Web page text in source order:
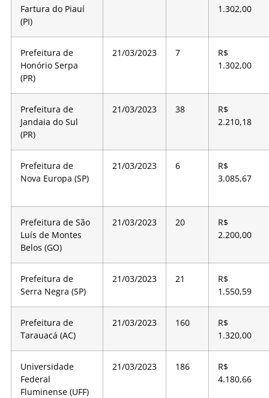
Fartura do Piauí
(PI)
1.302,00
Prefeitura de
Honório Serpa
(PR)
21/03/2023 7
R$
1.302,00
Prefeitura de
Jandaia do Sul
(PR)
21/03/2023 38
R$
2.210,18
Prefeitura de
Nova Europa (SP)
21/03/2023 6
R$
3.085,67
Prefeitura de São
Luís de Montes
Belos (GO)
21/03/2023 20
R$
2.200,00
Prefeitura de
Serra Negra (SP)
21/03/2023 21
R$
1.550,59
Prefeitura de
Tarauacá (AC)
21/03/2023 160
R$
1.320,00
Universidade
Federal
Fluminense (UFF)
21/03/2023 186
R$
4.180,66